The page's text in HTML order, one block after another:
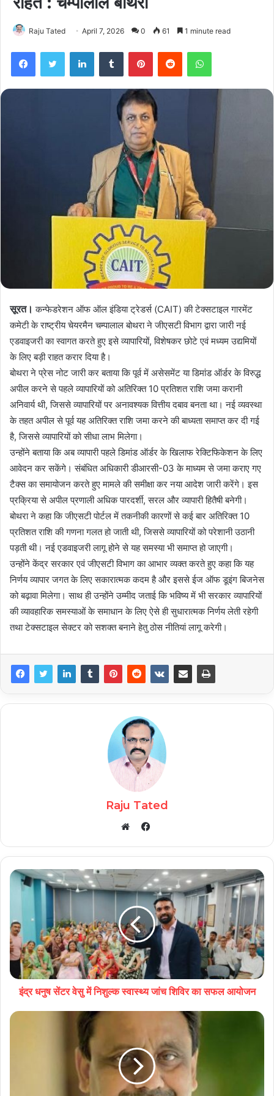
Raju Tated April 7, 2026 0 61 1 minute read
FacebookTwitter LinkedInTumblr PinterestReddit WhatsApp
सूरत। कन्फेडरेशन ऑफ ऑल इंडिया ट्रेडर्स (CAIT) की टेक्सटाइल गारमेंट
कमेटी के राष्ट्रीय चेयरमैन चम्पालाल बोथरा ने जीएसटी विभाग द्वारा जारी नई
एडवाइजरी का स्वागत करते हुए इसे व्यापारियों, विशेषकर छोटे एवं मध्यम उद्यमियों
के लिए बड़ी राहत करार दिया है।
बोथरा ने प्रेस नोट जारी कर बताया कि पूर्व में असेसमेंट या डिमांड ऑर्डर के विरुद्ध
अपील करने से पहले व्यापारियों को अतिरिक्त 10 प्रतिशत राशि जमा करानी
अनिवार्य थी, जिससे व्यापारियों पर अनावश्यक वित्तीय दबाव बनता था। नई व्यवस्था
के तहत अपील से पूर्व यह अतिरिक्त राशि जमा करने की बाध्यता समाप्त कर दी गई
है, जिससे व्यापारियों को सीधा लाभ मिलेगा।
उन्होंने बताया कि अब व्यापारी पहले डिमांड ऑर्डर के खिलाफ रेक्टिफिकेशन के लिए
आवेदन कर सकेंगे। संबंधित अधिकारी डीआरसी-03 के माध्यम से जमा कराए गए
टैक्स का समायोजन करते हुए मामले की समीक्षा कर नया आदेश जारी करेंगे। इस
प्रक्रिया से अपील प्रणाली अधिक पारदर्शी, सरल और व्यापारी हितैषी बनेगी।
बोथरा ने कहा कि जीएसटी पोर्टल में तकनीकी कारणों से कई बार अतिरिक्त 10
प्रतिशत राशि की गणना गलत हो जाती थी, जिससे व्यापारियों को परेशानी उठानी
पड़ती थी। नई एडवाइजरी लागू होने से यह समस्या भी समाप्त हो जाएगी।
उन्होंने केंद्र सरकार एवं जीएसटी विभाग का आभार व्यक्त करते हुए कहा कि यह
निर्णय व्यापार जगत के लिए सकारात्मक कदम है और इससे ईज ऑफ डूइंग बिजनेस
को बढ़ावा मिलेगा। साथ ही उन्होंने उम्मीद जताई कि भविष्य में भी सरकार व्यापारियों
की व्यावहारिक समस्याओं के समाधान के लिए ऐसे ही सुधारात्मक निर्णय लेती रहेगी
तथा टेक्सटाइल सेक्टर को सशक्त बनाने हेतु ठोस नीतियां लागू करेगी।
Raju Tated
Facebook
इंद्र धनुष सेंटर वेसु में निशुल्क स्वास्थ्य जांच शिविर का सफल आयोजन